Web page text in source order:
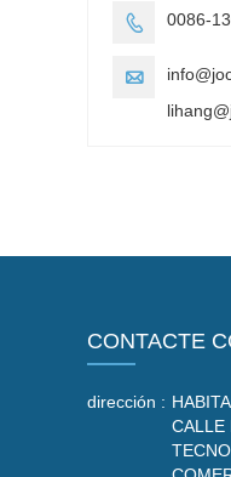
 0086-

CONTACTE
dirección :
CALLE